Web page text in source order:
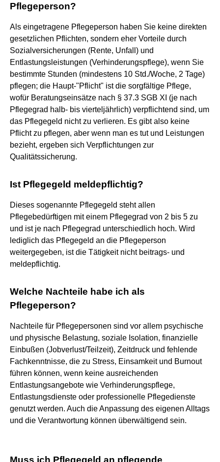
Pflegeperson?
Als eingetragene Pflegeperson haben Sie keine direkten
gesetzlichen Pflichten, sondern eher Vorteile durch
Sozialversicherungen (Rente, Unfall) und
Entlastungsleistungen (Verhinderungspflege), wenn Sie
bestimmte Stunden (mindestens 10 Std./Woche, 2 Tage)
pflegen; die Haupt-"Pflicht" ist die sorgfältige Pflege,
wofür Beratungseinsätze nach § 37.3 SGB XI (je nach
Pflegegrad halb- bis vierteljährlich) verpflichtend sind, um
das Pflegegeld nicht zu verlieren. Es gibt also keine
Pflicht zu pflegen, aber wenn man es tut und Leistungen
bezieht, ergeben sich Verpflichtungen zur
Qualitätssicherung.
Ist Pflegegeld meldepflichtig?
Dieses sogenannte Pflegegeld steht allen
Pflegebedürftigen mit einem Pflegegrad von 2 bis 5 zu
und ist je nach Pflegegrad unterschiedlich hoch. Wird
lediglich das Pflegegeld an die Pflegeperson
weitergegeben, ist die Tätigkeit nicht beitrags- und
meldepflichtig.
Welche Nachteile habe ich als
Pflegeperson?
Nachteile für Pflegepersonen sind vor allem psychische
und physische Belastung, soziale Isolation, finanzielle
Einbußen (Jobverlust/Teilzeit), Zeitdruck und fehlende
Fachkenntnisse, die zu Stress, Einsamkeit und Burnout
führen können, wenn keine ausreichenden
Entlastungsangebote wie Verhinderungspflege,
Entlastungsdienste oder professionelle Pflegedienste
genutzt werden. Auch die Anpassung des eigenen Alltags
und die Verantwortung können überwältigend sein.
Muss ich Pflegegeld an pflegende